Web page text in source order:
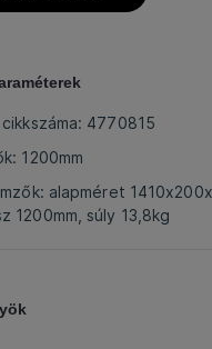
4770815
1200mm
alapméret
1200mm, súly 13,8kg